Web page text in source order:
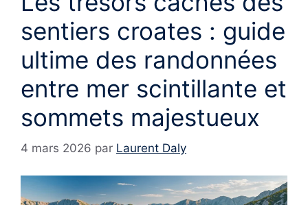
sentiers croates : guide
ultime des randonnées
entre mer scintillante et
sommets majestueux
4 mars 2026 par Laurent Daly